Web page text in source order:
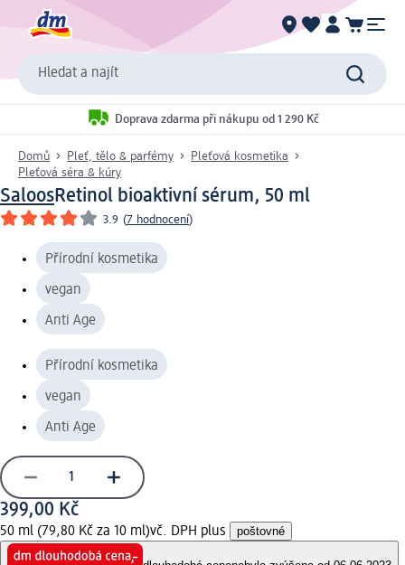
Hledat a najít
Doprava zdarma při nákupu od 1 290 Kč
Domů Pleť, tělo & parfémy
Pleťová kosmetika
Pleťová séra & kúry
SaloosRetinol bioaktivní sérum, 50 ml
3.9 (7 hodnocení)
Přírodní kosmetika
vegan
Anti Age
Přírodní kosmetika
vegan
Anti Age
399,00 Kč
50 ml (79,80 Kč za 10 ml)vč. DPH plus poštovné